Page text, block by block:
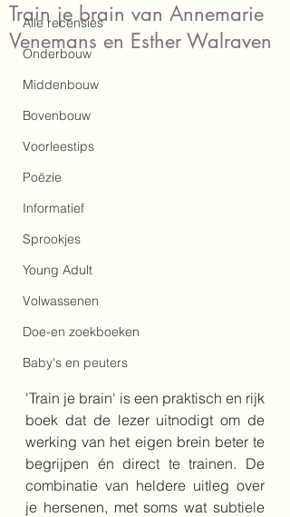
Alle recensies
Onderbouw
Middenbouw
Bovenbouw
Voorleestips
Poëzie
Informatief
Sprookjes
Young Adult
Volwassenen
Doe-en zoekboeken
Baby's en peuters
Train je brain van Annemarie
Venemans en Esther Walraven
'Train je brain' is een praktisch en rijk
boek dat de lezer uitnodigt om de
werking van het eigen brein beter te
begrijpen én direct te trainen. De
combinatie van heldere uitleg over
je hersenen, met soms wat subtiele